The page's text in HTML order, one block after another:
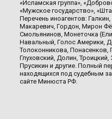
«Исламская группа»,
«Мужское государство»,
Перечень иноагентов:
Макаревич, Гордон, Мирон
Смольянинов, Монеточка
Навальный, Голос Америки,
Толоконникова,
Глуховский, Долин,
Прусикин и другие. Полный
находящихся под судебным
сайте Минюста РФ.